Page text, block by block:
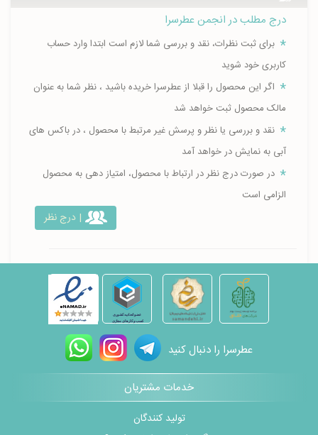
درج مطلب در انجمن عطرسرا
برای ثبت نظرات، نقد و بررسی شما لازم است ابتدا وارد حساب
کاربری خود شوید
اگر این محصول را قبلا از عطرسرا خریده باشید ، نظر شما به عنوان
مالک محصول ثبت خواهد شد
نقد و بررسی یا نظر و پرسش غیر مرتبط با محصول ، در باکس های
آبی به نمایش در خواهد آمد
در صورت درج نظر در ارتباط با محصول، امتیاز دهی به محصول
الزامی است
| درج نظر
عطرسرا را دنبال کنید
خدمات مشتریان
تولید کنندگان